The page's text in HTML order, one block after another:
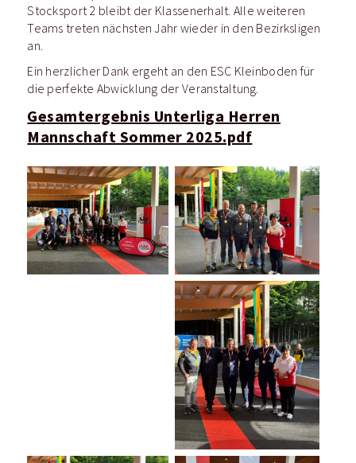
Stocksport 2 bleibt der Klassenerhalt. Alle weiteren
Teams treten nächsten Jahr wieder in den Bezirksligen
an.
Ein herzlicher Dank ergeht an den ESC Kleinboden für
die perfekte Abwicklung der Veranstaltung.
Gesamtergebnis Unterliga Herren
Mannschaft Sommer 2025.pdf